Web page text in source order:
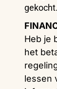
gekocht.
Heb je
het
lessen